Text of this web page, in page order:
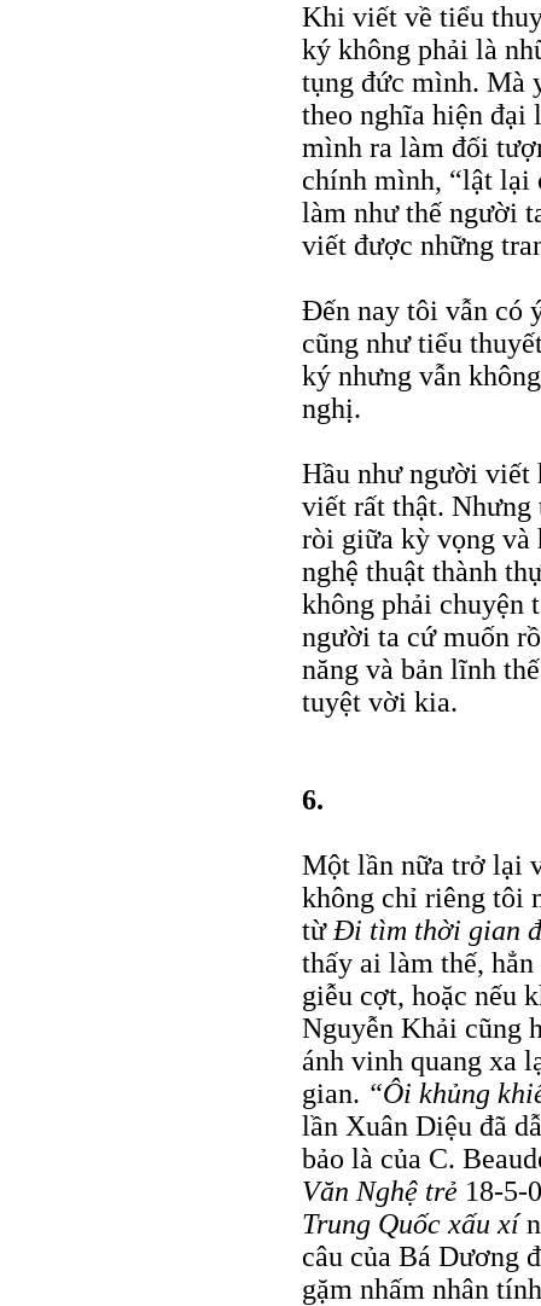
Khi viết về tiểu
ký không phải là
tụng đức mình. Mà
theo nghĩa hiện đại
mình ra làm đối
chính mình, “lật lại
làm như thế người
viết được những
Đến nay tôi vẫn có
cũng như tiểu
ký nhưng vẫn
nghị.
Hầu như người viết
viết rất thật. Nhưng
ròi giữa kỳ vọng và
nghệ thuật thành
không phải chuyện
người ta cứ muốn
năng và bản lĩnh
tuyệt vời kia.
6.
Một lần nữa trở lại
không chỉ riêng tôi
từ Đi tìm thời gian
thấy ai làm thế,
giễu cợt, hoặc nếu
Nguyễn Khải cũng
ánh vinh quang xa
gian. “Ôi khủng
lần Xuân Diệu đã
bảo là của C.
Văn Nghệ trẻ 18-5-
Trung Quốc xấu xí
câu của Bá Dương
gặm nhấm nhân